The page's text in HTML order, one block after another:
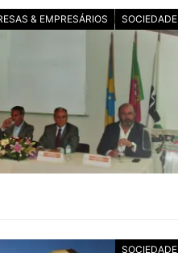
& EMPRESÁRIOS SOCIEDADE
SOCIEDADE